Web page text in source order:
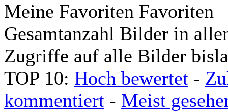
Meine Favoriten
Gesamtanzahl Bilder in
Zugriffe auf alle Bilder
TOP 10: Hoch bewertet -
kommentiert - Meist